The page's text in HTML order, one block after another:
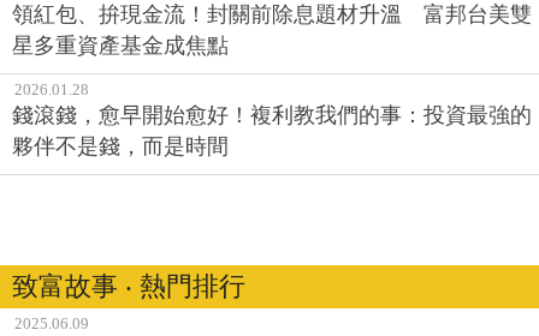
領紅包、拚現金流！封關前除息題材升溫 富邦台美雙
星多重資產基金成焦點
2026.01.28
錢滾錢，愈早開始愈好！複利教我們的事：投資最強的
夥伴不是錢，而是時間
致富故事 ‧ 熱門排行
2025.06.09